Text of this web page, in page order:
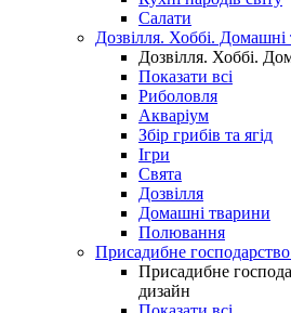
Салати
Дозвілля. Хоббі. Домашні
Дозвілля. Хоббі.
Показати всі
Риболовля
Акваріум
Збір грибів та ягід
Ігри
Свята
Дозвілля
Домашні тварини
Полювання
Присадибне
Присадибне
дизайн